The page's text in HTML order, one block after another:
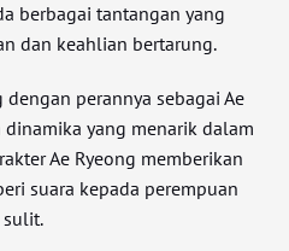
berbagai tantangan yang
dan keahlian bertarung.
dengan perannya sebagai Ae
yang menarik dalam
Ae Ryeong memberikan
suara kepada perempuan
sulit.